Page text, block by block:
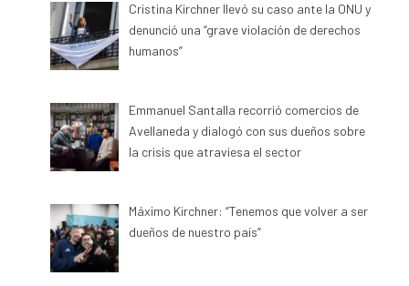
Cristina Kirchner llevó su caso ante la ONU y
denunció una “grave violación de derechos
humanos”
Emmanuel Santalla recorrió comercios de
Avellaneda y dialogó con sus dueños sobre
la crisis que atraviesa el sector
Máximo Kirchner: “Tenemos que volver a ser
dueños de nuestro país”